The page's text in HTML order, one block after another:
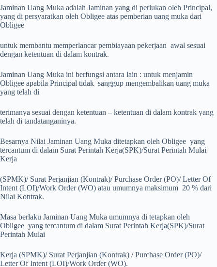
Jaminan Uang Muka adalah Jaminan yang di perlukan oleh Principal,
yang di persyaratkan oleh Obligee atas pemberian uang muka dari
Obligee
untuk membantu memperlancar pembiayaan pekerjaan awal sesuai
dengan ketentuan di dalam kontrak.
Jaminan Uang Muka ini berfungsi antara lain : untuk menjamin
Obligee apabila Principal tidak sanggup mengembalikan uang muka
yang telah di
terimanya sesuai dengan ketentuan – ketentuan di dalam kontrak yang
telah di tandatanganinya.
Besarnya Nilai Jaminan Uang Muka ditetapkan oleh Obligee yang
tercantum di dalam Surat Perintah Kerja(SPK)/Surat Perintah Mulai
Kerja
(SPMK)/ Surat Perjanjian (Kontrak)/ Purchase Order (PO)/ Letter Of
Intent (LOI)/Work Order (WO) atau umumnya maksimum 20 % dari
Nilai Kontrak.
Masa berlaku Jaminan Uang Muka umumnya di tetapkan oleh
Obligee yang tercantum di dalam Surat Perintah Kerja(SPK)/Surat
Perintah Mulai
Kerja (SPMK)/ Surat Perjanjian (Kontrak) / Purchase Order (PO)/
Letter Of Intent (LOI)/Work Order (WO).